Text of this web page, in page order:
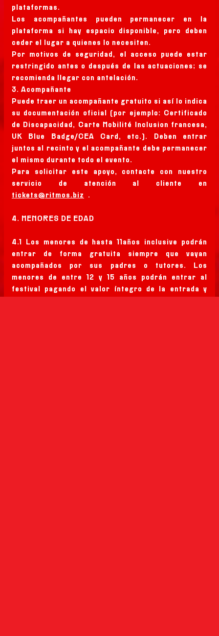
plataformas.
Los acompañantes pueden permanecer en la
plataforma si hay espacio disponible, pero deben
ceder el lugar a quienes lo necesiten.
Por motivos de seguridad, el acceso puede estar
restringido antes o después de las actuaciones; se
recomienda llegar con antelación.
3. Acompañante
Puede traer un acompañante gratuito si así lo indica
su documentación oficial (por ejemplo: Certificado
de Discapacidad, Carte Mobilité Inclusion francesa,
UK Blue Badge/CEA Card, etc.). Deben entrar
juntos al recinto y el acompañante debe permanecer
el mismo durante todo el evento.
Para solicitar este apoyo, contacte con nuestro
servicio de atención al cliente en
tickets@ritmos.biz
.
4. MENORES DE EDAD
4.1 Los menores de hasta 11años inclusive podrán
entrar de forma gratuita siempre que vayan
acompañados por sus padres o tutores. Los
menores de entre 12 y 15 años podrán entrar al
festival pagando el valor íntegro de la entrada y